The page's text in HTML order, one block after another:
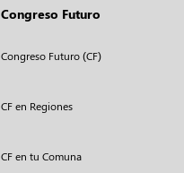
Congreso Futuro
Congreso Futuro (CF)
CF en Regiones
CF en tu Comuna